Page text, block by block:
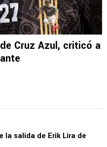
Cruz Azul, criticó a
la salida de Erik Lira de